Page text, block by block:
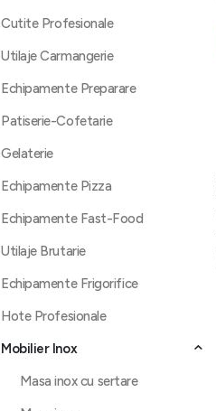
Cutite Profesionale
Utilaje Carmangerie
Echipamente Preparare
Patiserie-Cofetarie
Gelaterie
Echipamente Pizza
Echipamente Fast-Food
Utilaje Brutarie
Echipamente Frigorifice
Hote Profesionale
Mobilier Inox
Masa inox cu sertare